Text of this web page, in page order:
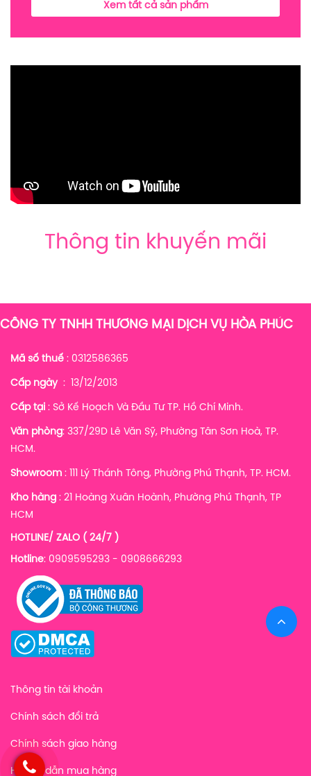
Xem tất cả sản phẩm
Thông tin khuyến mãi
CÔNG TY TNHH THƯƠNG MẠI DỊCH VỤ HÒA PHÚC
Mã số thuế : 0312586365
Cấp ngày: 13/12/2013
Cấp tại : Sở Kế Hoạch Và Đầu Tư TP. Hồ Chí Minh.
Văn phòng: 337/29D Lê Văn Sỹ, Phường Tân Sơn Hoà, TP.
HCM.
Showroom : 111 Lý Thánh Tông, Phường Phú Thạnh, TP. HCM.
Kho hàng : 21 Hoàng Xuân Hoành, Phường Phú Thạnh, TP
HCM
HOTLINE/ ZALO ( 24/7 )
Hotline: 0909595293 - 0908666293
Thông tin tài khoản
Chính sách đổi trả
Chính sách giao hàng
Hướng dẫn mua hàng